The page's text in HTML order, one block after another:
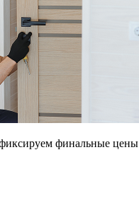
финальные цены